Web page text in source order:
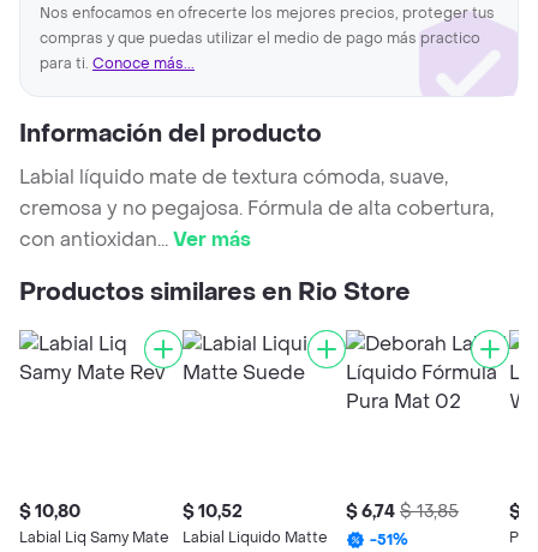
Nos enfocamos en ofrecerte los mejores precios, proteger tus
compras y que puedas utilizar el medio de pago más practico
para ti. Conoce más...
Información del producto
Labial líquido mate de textura cómoda, suave,
cremosa y no pegajosa. Fórmula de alta cobertura,
con antioxidan...Ver más
Productos similares en Rio Store
$ 10,80
Labial Liq Samy Mate
$ 10,52
Labial Liquido Matte
$ 6,74 $ 13,85
-51%
$